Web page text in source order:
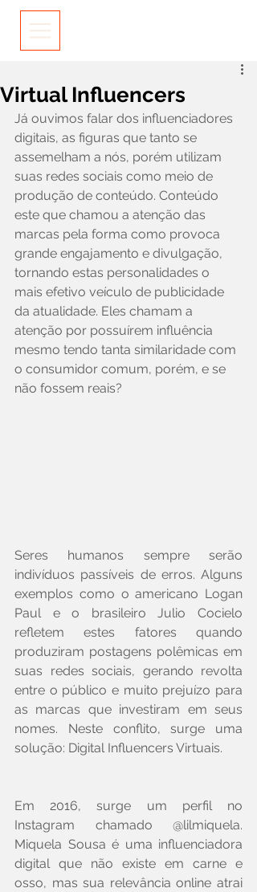
Virtual Influencers
Já ouvimos falar dos influenciadores
digitais, as figuras que tanto se
assemelham a nós, porém utilizam
suas redes sociais como meio de
produção de conteúdo. Conteúdo
este que chamou a atenção das
marcas pela forma como provoca
grande engajamento e divulgação,
tornando estas personalidades o
mais efetivo veículo de publicidade
da atualidade. Eles chamam a
atenção por possuírem influência
mesmo tendo tanta similaridade com
o consumidor comum, porém, e se
não fossem reais?
Seres humanos sempre serão
indivíduos passíveis de erros. Alguns
exemplos como o americano Logan
Paul e o brasileiro Julio Cocielo
refletem estes fatores quando
produziram postagens polêmicas em
suas redes sociais, gerando revolta
entre o público e muito prejuízo para
as marcas que investiram em seus
nomes. Neste conflito, surge uma
solução: Digital Influencers Virtuais.
Em 2016, surge um perfil no
Instagram chamado @lilmiquela.
Miquela Sousa é uma influenciadora
digital que não existe em carne e
osso, mas sua relevância online atrai